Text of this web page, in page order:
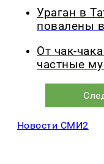
Ураган в
повалены
От чак-
частные
Новости СМИ2